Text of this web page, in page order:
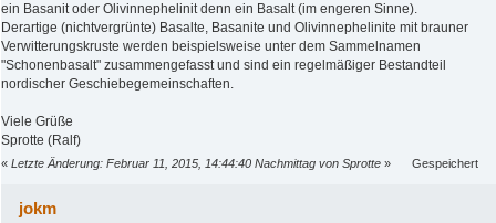
ein Basanit oder Olivinnephelinit denn ein Basalt (im engeren Sinne).
Derartige (nichtvergrünte) Basalte, Basanite und Olivinnephelinite mit brauner
Verwitterungskruste werden beispielsweise unter dem Sammelnamen
"Schonenbasalt" zusammengefasst und sind ein regelmäßiger Bestandteil
nordischer Geschiebegemeinschaften.
Viele Grüße
Sprotte (Ralf)
« Letzte Änderung: Februar 11, 2015, 14:44:40 Nachmittag von Sprotte » Gespeichert
jokm